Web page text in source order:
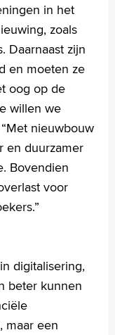
in het
zoals
Daarnaast zijn
en moeten ze
oog op de
willen we
nieuwbouw
en duurzamer
Bovendien
voor
digitalisering,
beter kunnen
maar een